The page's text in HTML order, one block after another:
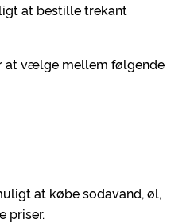
at bestille trekant
at vælge mellem følgende
at købe sodavand, øl,
priser.